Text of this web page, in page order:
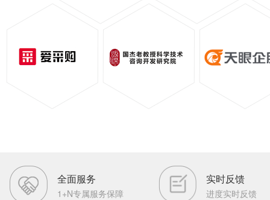
全面服务
1+N专属服务保障
实时反馈
进度实时反馈